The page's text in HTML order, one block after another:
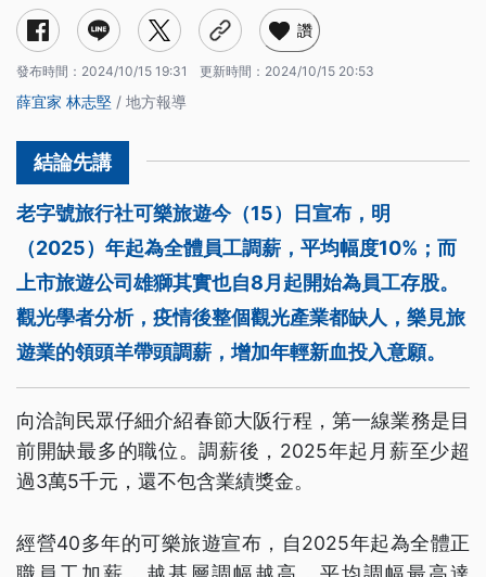
讚
發布時間： 2024/10/15 19:31 更新時間： 2024/10/15 20:53
薛宜家 林志堅 / 地方報導
老字號旅行社可樂旅遊今（15）日宣布，明
（2025）年起為全體員工調薪，平均幅度10%；而
上市旅遊公司雄獅其實也自8月起開始為員工存股。
觀光學者分析，疫情後整個觀光產業都缺人，樂見旅
遊業的領頭羊帶頭調薪，增加年輕新血投入意願。
向洽詢民眾仔細介紹春節大阪行程，第一線業務是目
前開缺最多的職位。調薪後，2025年起月薪至少超
過3萬5千元，還不包含業績獎金。
經營40多年的可樂旅遊宣布，自2025年起為全體正